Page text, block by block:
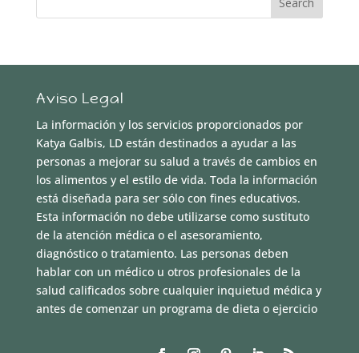
Aviso Legal
La información y los servicios proporcionados por
Katya Galbis, LD están destinados a ayudar a las
personas a mejorar su salud a través de cambios en
los alimentos y el estilo de vida. Toda la información
está diseñada para ser sólo con fines educativos.
Esta información no debe utilizarse como sustituto
de la atención médica o el asesoramiento,
diagnóstico o tratamiento. Las personas deben
hablar con un médico u otros profesionales de la
salud calificados sobre cualquier inquietud médica y
antes de comenzar un programa de dieta o ejercicio